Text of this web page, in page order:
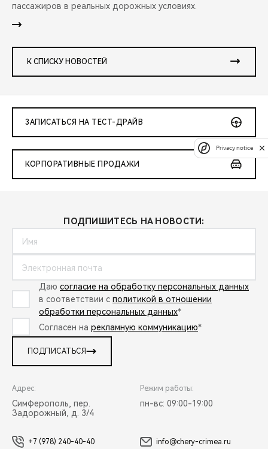
пассажиров в реальных дорожных условиях.
К СПИСКУ НОВОСТЕЙ
ЗАПИСАТЬСЯ НА ТЕСТ-ДРАЙВ
КОРПОРАТИВНЫЕ ПРОДАЖИ
ПОДПИШИТЕСЬ НА НОВОСТИ:
Даю согласие на обработку персональных данных
в соответствии с политикой в отношении
обработки персональных данных*
Согласен на рекламную коммуникацию*
ПОДПИСАТЬСЯ
Адрес:
Симферополь, пер.
Задорожный, д. 3/4
Режим работы:
пн-вс: 09:00-19:00
+7 (978) 240-40-40 info@chery-crimea.ru
Privacy notice